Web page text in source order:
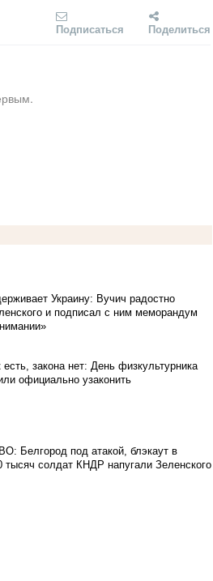
Подписаться Поделиться
Украину: Вучич радостно
и подписал с ним меморандум
есть, закона нет: День физкультурника
официально узаконить
Белгород под атакой, блэкаут в
тысяч солдат КНДР напугали Зеленского